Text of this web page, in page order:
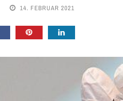
14. FEBRUAR 2021